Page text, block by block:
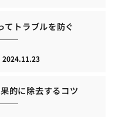
てトラブルを防ぐ
2024.11.23
的に除去するコツ